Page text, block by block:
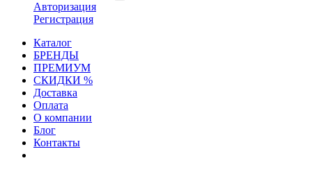
Авторизация
Регистрация
Каталог
БРЕНДЫ
ПРЕМИУМ
СКИДКИ %
Доставка
Оплата
О компании
Блог
Контакты